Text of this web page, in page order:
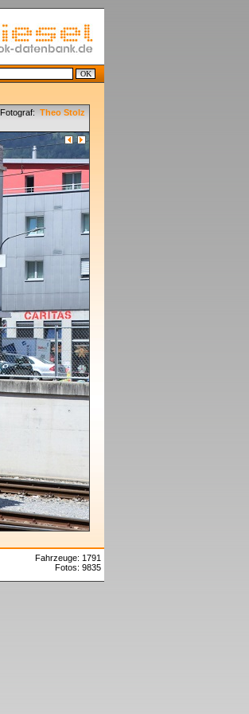
Fotograf: Theo Stolz
Fahrzeuge: 1791
Fotos: 9835